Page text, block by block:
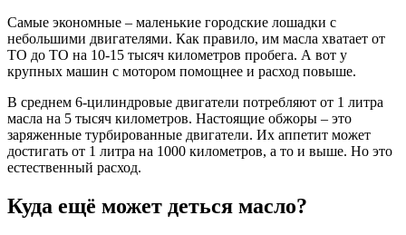
Самые экономные – маленькие городские лошадки с
небольшими двигателями. Как правило, им масла хватает от
ТО до ТО на 10-15 тысяч километров пробега. А вот у
крупных машин с мотором помощнее и расход повыше.
В среднем 6-цилиндровые двигатели потребляют от 1 литра
масла на 5 тысяч километров. Настоящие обжоры – это
заряженные турбированные двигатели. Их аппетит может
достигать от 1 литра на 1000 километров, а то и выше. Но это
естественный расход.
Куда ещё может деться масло?